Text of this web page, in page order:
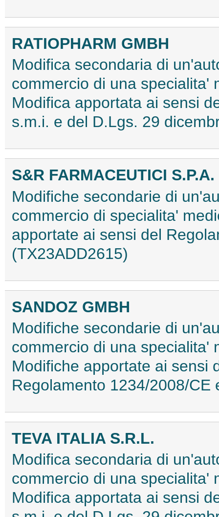
RATIOPHARM GMBH
Modifica secondaria di
commercio di una specialita'
Modifica apportata ai sensi
s.m.i. e del D.Lgs. 29
S&R FARMACEUTICI S.P.A.
Modifiche secondarie di
commercio di specialita'
apportate ai sensi del
(TX23ADD2615)
SANDOZ GMBH
Modifiche secondarie di
commercio di una specialita'
Modifiche apportate ai sensi
Regolamento 1234/2008/CE
TEVA ITALIA S.R.L.
Modifica secondaria di
commercio di una specialita'
Modifica apportata ai sensi